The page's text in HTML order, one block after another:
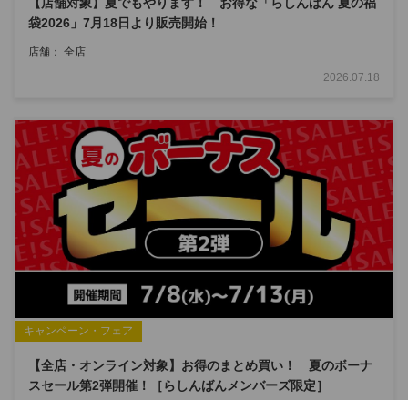
【店舗対象】夏でもやります！ お得な「らしんばん 夏の福
袋2026」7月18日より販売開始！
店舗： 全店
2026.07.18
キャンペーン・フェア
【全店・オンライン対象】お得のまとめ買い！ 夏のボーナ
スセール第2弾開催！［らしんばんメンバーズ限定］